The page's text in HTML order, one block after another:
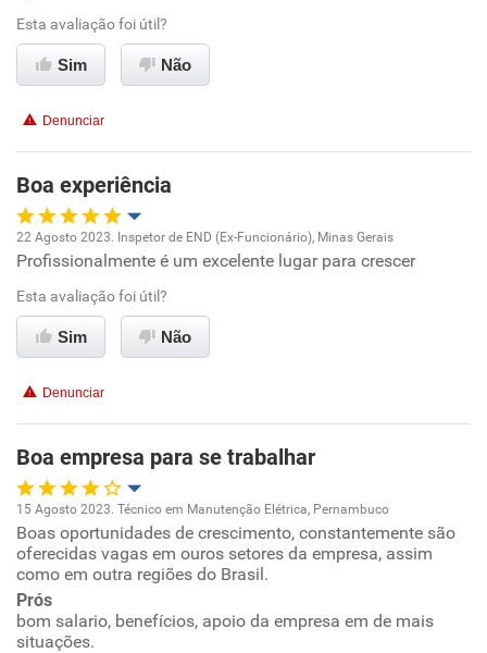
Ambiente de trabalho
Conciliação com a vida familiar
Recomenda esta empresa
Recomenda a diretoria
Esta avaliação foi útil?
Sim Não
Denunciar
Boa experiência
Oportunidade de promoção
Ambiente de trabalho
Benefícios
Recomenda esta empresa
22 Agosto 2023. Inspetor de END (Ex-Funcionário), Minas Gerais
Profissionalmente é um excelente lugar para crescer
Esta avaliação foi útil?
Sim Não
Denunciar
Boa empresa para se trabalhar
Oportunidade de promoção
Ambiente de trabalho
Conciliação com a vida familiar
15 Agosto 2023. Técnico em Manutenção Elétrica, Pernambuco
Boas oportunidades de crescimento, constantemente são
oferecidas vagas em ouros setores da empresa, assim
como em outra regiões do Brasil.
Prós
bom salario, benefícios, apoio da empresa em de mais
situações.